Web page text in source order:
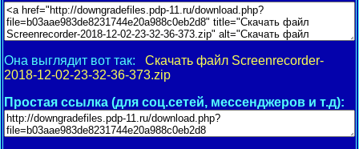
Она выглядит вот так: Скачать файл Screenrecorder-
2018-12-02-23-32-36-373.zip
Простая ссылка (для соц.сетей, мессенджеров и т.д):